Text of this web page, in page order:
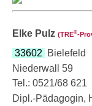
Elke Pulz (TRE®
33602
Bielefeld
Niederwall 59
Tel.: 0521/68 621
Dipl.-Pädagogin,